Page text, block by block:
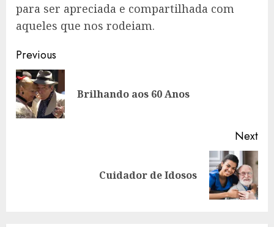
para ser apreciada e compartilhada com
aqueles que nos rodeiam.
Post
navigation
Previous
Brilhando aos 60 Anos
Next
Cuidador de Idosos